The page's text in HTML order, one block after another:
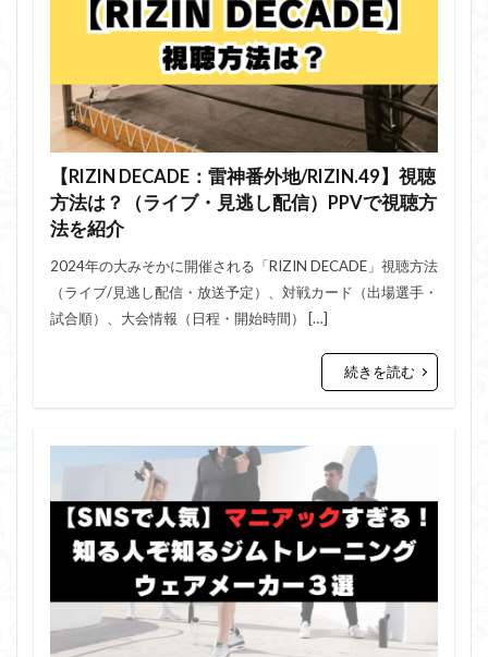
【RIZIN DECADE：雷神番外地/RIZIN.49】視聴
方法は？（ライブ・見逃し配信）PPVで視聴方
法を紹介
2024年の大みそかに開催される「RIZIN DECADE」視聴方法
（ライブ/見逃し配信・放送予定）、対戦カード（出場選手・
試合順）、大会情報（日程・開始時間） […]
続きを読む